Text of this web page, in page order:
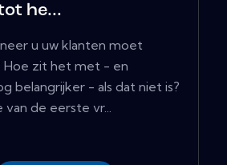
he...
u uw klanten moet
Hoe zit het met - en
belangrijker - als dat niet is?
de eerste vr...